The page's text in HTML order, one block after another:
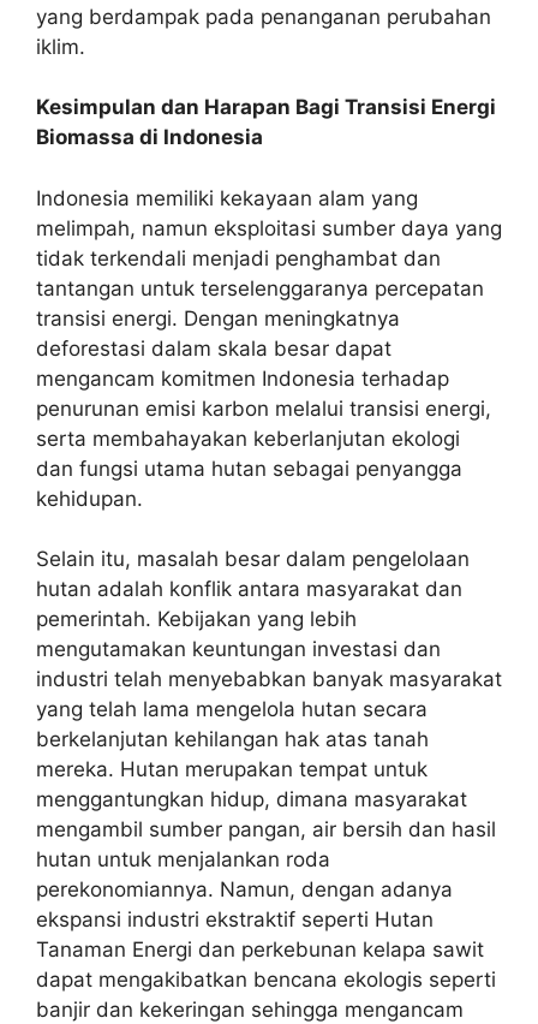
yang berdampak pada penanganan perubahan
iklim.
Kesimpulan dan Harapan Bagi Transisi Energi
Biomassa di Indonesia
Indonesia memiliki kekayaan alam yang
melimpah, namun eksploitasi sumber daya yang
tidak terkendali menjadi penghambat dan
tantangan untuk terselenggaranya percepatan
transisi energi. Dengan meningkatnya
deforestasi dalam skala besar dapat
mengancam komitmen Indonesia terhadap
penurunan emisi karbon melalui transisi energi,
serta membahayakan keberlanjutan ekologi
dan fungsi utama hutan sebagai penyangga
kehidupan.
Selain itu, masalah besar dalam pengelolaan
hutan adalah konflik antara masyarakat dan
pemerintah. Kebijakan yang lebih
mengutamakan keuntungan investasi dan
industri telah menyebabkan banyak masyarakat
yang telah lama mengelola hutan secara
berkelanjutan kehilangan hak atas tanah
mereka. Hutan merupakan tempat untuk
menggantungkan hidup, dimana masyarakat
mengambil sumber pangan, air bersih dan hasil
hutan untuk menjalankan roda
perekonomiannya. Namun, dengan adanya
ekspansi industri ekstraktif seperti Hutan
Tanaman Energi dan perkebunan kelapa sawit
dapat mengakibatkan bencana ekologis seperti
banjir dan kekeringan sehingga mengancam